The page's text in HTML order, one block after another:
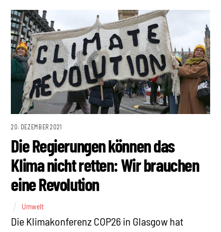
20. DEZEMBER 2021
Die Regierungen können das
Klima nicht retten: Wir brauchen
eine Revolution
Umwelt
Die Klimakonferenz COP26 in Glasgow hat